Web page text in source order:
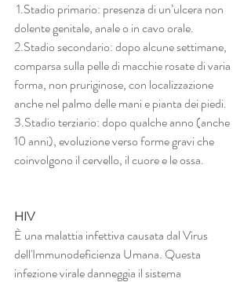
dolente genitale, anale o in cavo orale.
2.Stadio secondario: dopo alcune settimane,
comparsa sulla pelle di macchie rosate di varia
forma, non pruriginose, con localizzazione
anche nel palmo delle mani e pianta dei piedi.
3.Stadio terziario: dopo qualche anno (anche
10 anni), evoluzione verso forme gravi che
coinvolgono il cervello, il cuore e le ossa.
HIV
È una malattia infettiva causata dal Virus
dell'Immunodeficienza Umana. Questa
infezione virale danneggia il sistema